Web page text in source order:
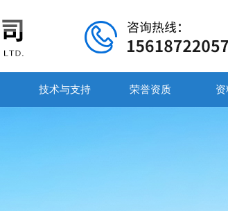
技术与支持 荣誉资质